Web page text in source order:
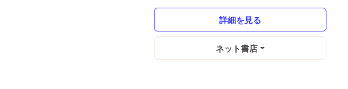
詳細を見る
ネット書店